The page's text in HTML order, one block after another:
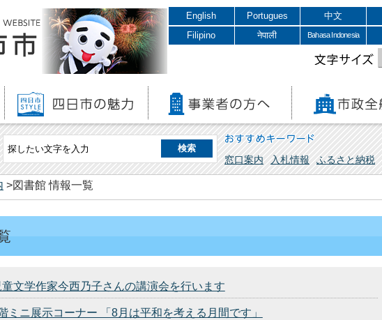
English Portugues 中文
Filipino
नेपाली Bahasa Indonesia
文字サイズ
おすすめキーワード
窓口案内 入札情報 ふるさと納税
>図書館 情報一覧
童文学作家今西乃子さんの講演会を行います
ミニ展示コーナー 「8月は平和を考える月間です」